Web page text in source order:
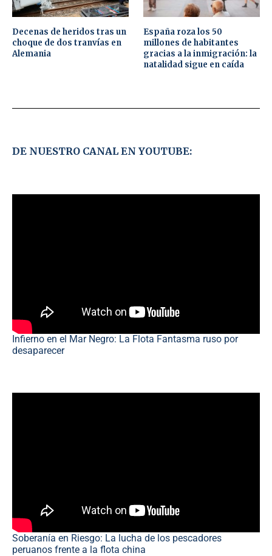
Decenas de heridos tras un
choque de dos tranvías en
Alemania
España roza los 50
millones de habitantes
gracias a la inmigración: la
natalidad sigue en caída
DE NUESTRO CANAL EN YOUTUBE:
Infierno en el Mar Negro: La Flota Fantasma ruso por
desaparecer
Soberanía en Riesgo: La lucha de los pescadores
peruanos frente a la flota china